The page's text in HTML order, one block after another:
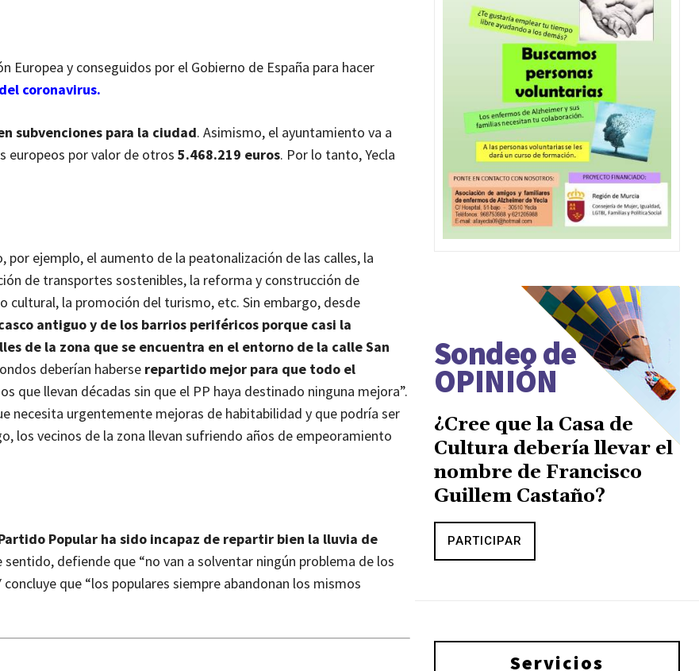
y conseguidos por el Gobierno de España para hacer
coronavirus.
subvenciones para la ciudad. Asimismo, el ayuntamiento va a
europeos por valor de otros 5.468.219 euros. Por lo tanto, Yecla
ejemplo, el aumento de la peatonalización de las calles, la
de transportes sostenibles, la reforma y construcción de
cultural, la promoción del turismo, etc. Sin embargo, desde
antiguo y de los barrios periféricos porque casi la
de la zona que se encuentra en el entorno de la calle San
deberían haberse repartido mejor para que todo el
que llevan décadas sin que el PP haya destinado ninguna mejora”.
necesita urgentemente mejoras de habitabilidad y que podría ser
los vecinos de la zona llevan sufriendo años de empeoramiento
Popular ha sido incapaz de repartir bien la lluvia de
sentido, defiende que “no van a solventar ningún problema de los
que “los populares siempre abandonan los mismos
Sondeo de
OPINIÓN
¿Cree que la Casa de
Cultura debería llevar el
nombre de Francisco
Guillem Castaño?
PARTICIPAR
Servicios